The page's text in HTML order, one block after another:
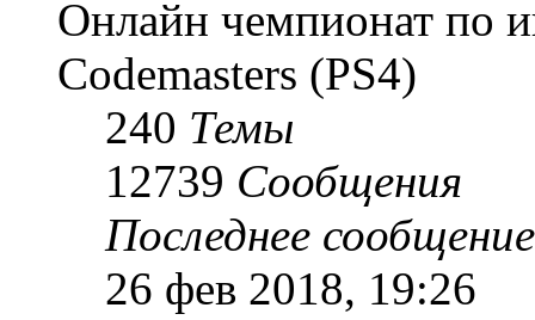
Онлайн чемпионат по
Codemasters (PS4)
240 Темы
12739 Сообщения
Последнее сообщение
26 фев 2018, 19:26